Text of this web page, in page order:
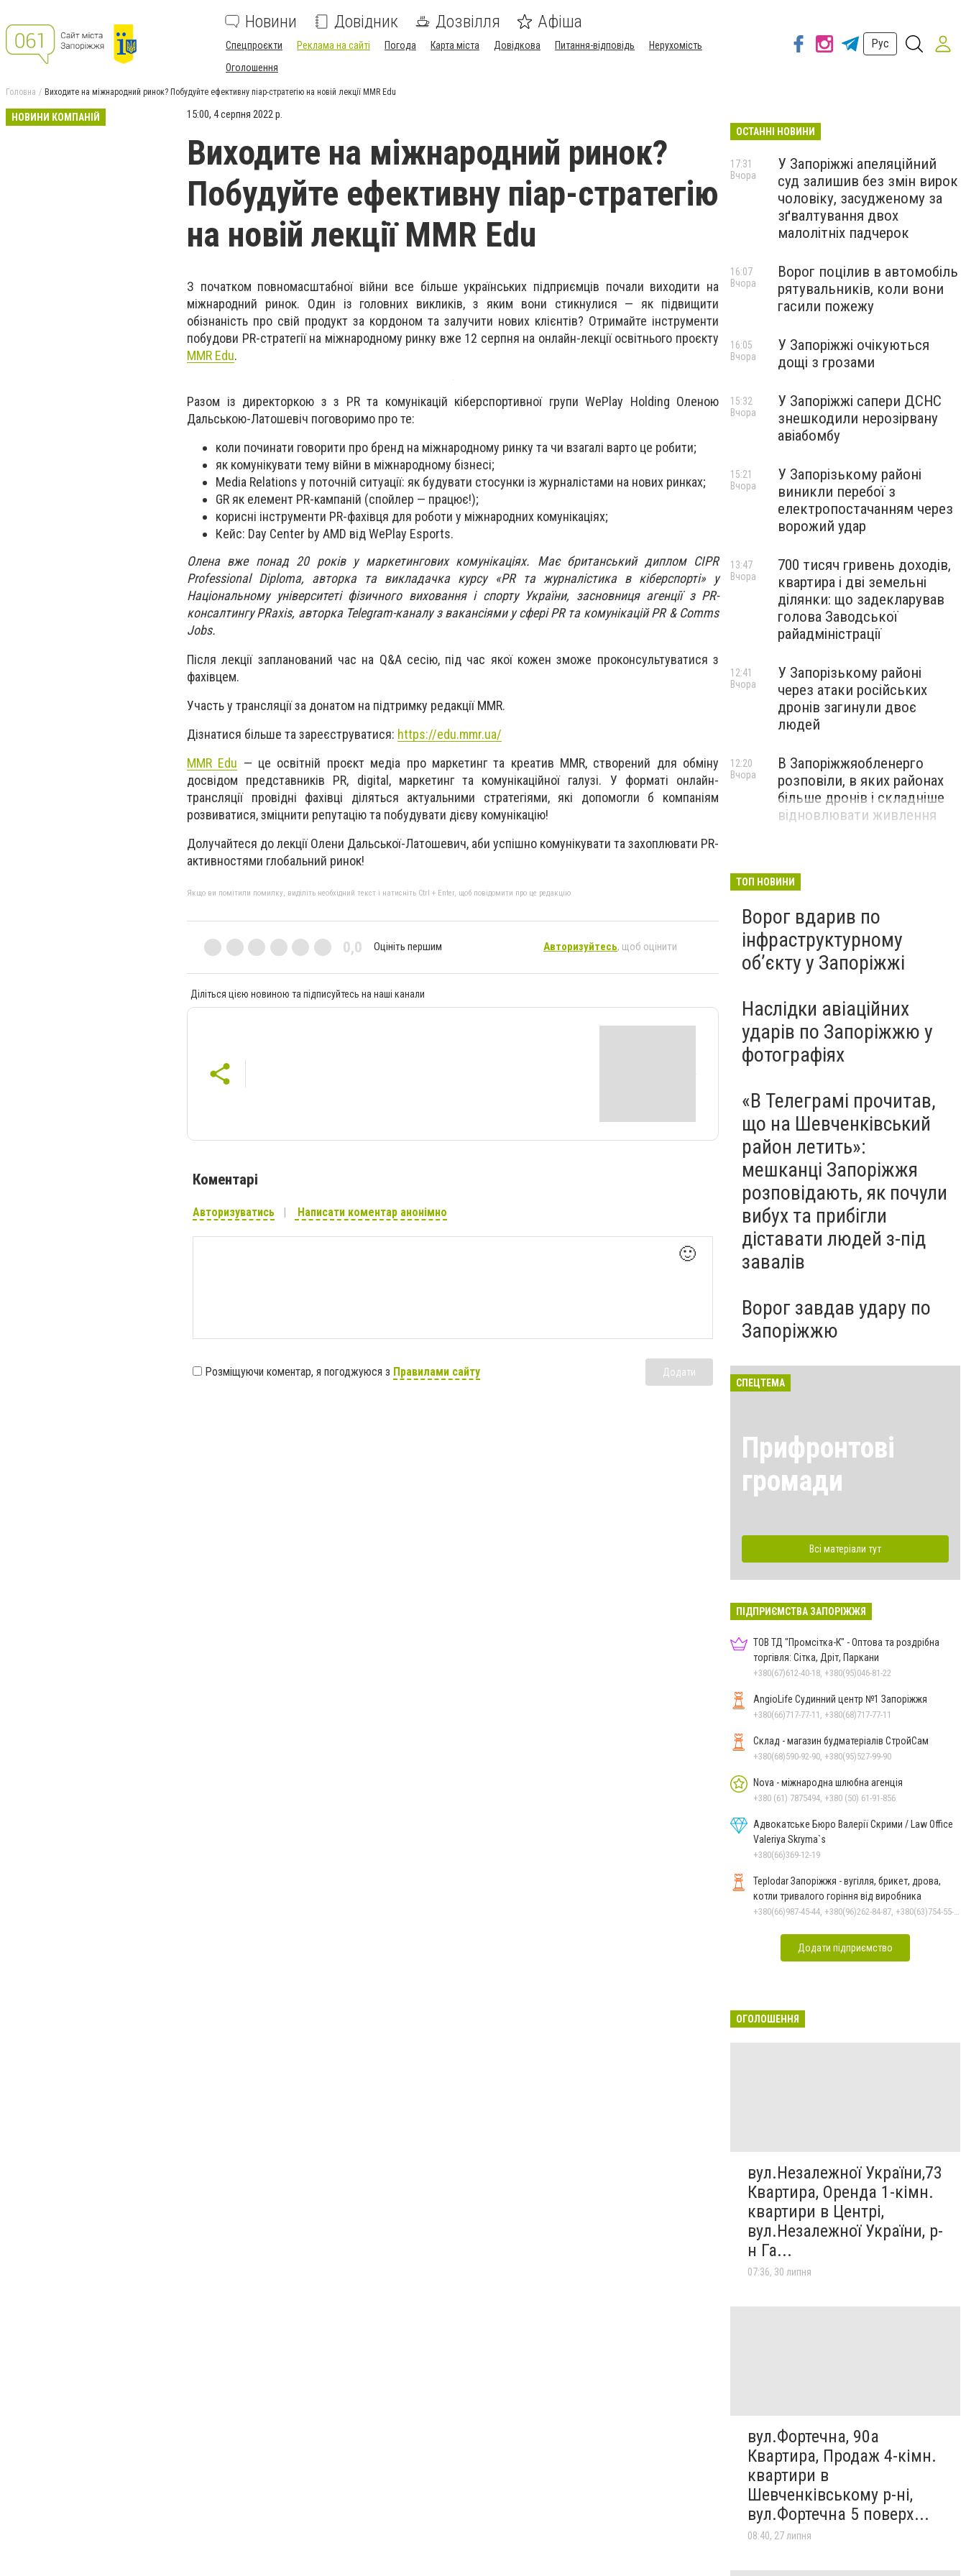
Новини Довідник Дозвілля Афіша
Спецпроєкти Реклама на сайті Погода Карта міста Довідкова Питання-відповідь
Нерухомість
Оголошення
Рус
Головна Виходите на міжнародний ринок? Побудуйте ефективну піар-стратегію на новій лекції MMR Edu
НОВИНИ КОМПАНІЙ 15:00, 4 серпня 2022 р.
Виходите на міжнародний ринок?
Побудуйте ефективну піар-стратегію
на новій лекції MMR Edu
З початком повномасштабної війни все більше українських підприємців почали виходити на
міжнародний ринок. Один із головних викликів, з яким вони стикнулися — як підвищити
обізнаність про свій продукт за кордоном та залучити нових клієнтів? Отримайте інструменти
побудови PR-стратегії на міжнародному ринку вже 12 серпня на онлайн-лекції освітнього проєкту
MMR Edu.
Разом із директоркою з з PR та комунікацій кіберспортивної групи WePlay Holding Оленою
Дальською-Латошевіч поговоримо про те:
коли починати говорити про бренд на міжнародному ринку та чи взагалі варто це робити;
як комунікувати тему війни в міжнародному бізнесі;
Media Relations у поточній ситуації: як будувати стосунки із журналістами на нових ринках;
GR як елемент PR-кампаній (спойлер — працює!);
корисні інструменти PR-фахівця для роботи у міжнародних комунікаціях;
Кейс: Day Center by AMD від WePlay Esports.
Олена вже понад 20 років у маркетингових комунікаціях. Має британський диплом CIPR
Professional Diploma, авторка та викладачка курсу ​​«PR та журналістика в кіберспорті» у
Національному університеті фізичного виховання і спорту України, засновниця агенції з PR-
консалтингу PRaxis, авторка Telegram-каналу з вакансіями у сфері PR та комунікацій PR & Comms
Jobs.
Після лекції запланований час на Q&A сесію, під час якої кожен зможе проконсультуватися з
фахівцем.
Участь у трансляції за донатом на підтримку редакції MMR.
Дізнатися більше та зареєструватися: https://edu.mmr.ua/
MMR Edu — це освітній проєкт медіа про маркетинг та креатив MMR, створений для обміну
досвідом представників PR, digital, маркетинг та комунікаційної галузі. У форматі онлайн-
трансляції провідні фахівці діляться актуальними стратегіями, які допомогли б компаніям
розвиватися, зміцнити репутацію та побудувати дієву комунікацію!
Долучайтеся до лекції Олени Дальської-Латошевич, аби успішно комунікувати та захоплювати PR-
активностями глобальний ринок!
Якщо ви помітили помилку, виділіть необхідний текст і натисніть Ctrl + Enter, щоб повідомити про це редакцію
0,0 Оцініть першим Авторизуйтесь, щоб оцінити
Діліться цією новиною та підписуйтесь на наші канали
Коментарі
Авторизуватись Написати коментар анонімно
🙂
Розміщуючи коментар, я погоджуюся з Правилами сайту Додати
ОСТАННІ НОВИНИ
У Запоріжжі апеляційний
суд залишив без змін вирок
чоловіку, засудженому за
зґвалтування двох
малолітніх падчерок
17:31
Вчора
Ворог поцілив в автомобіль
рятувальників, коли вони
гасили пожежу
16:07
Вчора
У Запоріжжі очікуються
дощі з грозами
16:05
Вчора
У Запоріжжі сапери ДСНС
знешкодили нерозірвану
авіабомбу
15:32
Вчора
У Запорізькому районі
виникли перебої з
електропостачанням через
ворожий удар
15:21
Вчора
700 тисяч гривень доходів,
квартира і дві земельні
ділянки: що задекларував
голова Заводської
райадміністрації
13:47
Вчора
У Запорізькому районі
через атаки російських
дронів загинули двоє
людей
12:41
Вчора
В Запоріжжяобленерго
розповіли, в яких районах
більше дронів і складніше
відновлювати живлення
12:20
Вчора
ТОП НОВИНИ
Ворог вдарив по
інфраструктурному
обʼєкту у Запоріжжі
Наслідки авіаційних
ударів по Запоріжжю у
фотографіях
«В Телеграмі прочитав,
що на Шевченківський
район летить»:
мешканці Запоріжжя
розповідають, як почули
вибух та прибігли
діставати людей з-під
завалів
Ворог завдав удару по
Запоріжжю
СПЕЦТЕМА
Прифронтові
громади
Всі матеріали тут
ПІДПРИЄМСТВА ЗАПОРІЖЖЯ
ТОВ ТД "Промсітка-К" - Оптова та роздрібна
торгівля: Сітка, Дріт, Паркани
+380(67)612-40-18, +380(95)046-81-22
AngioLife Судинний центр №1 Запоріжжя
+380(66)717-77-11, +380(68)717-77-11
Склад - магазин будматеріалів СтройСам
+380(68)590-92-90, +380(95)527-99-90
Nova - міжнародна шлюбна агенція
+380 (61) 7875494, +380 (50) 61-91-856
Адвокатське Бюро Валерії Скрими / Law Office
Valeriya Skryma`s
+380(66)369-12-19
Teplodar Запоріжжя - вугілля, брикет, дрова,
котли тривалого горіння від виробника
Додати підприємство
ОГОЛОШЕННЯ
вул.Незалежної України,73
Квартира, Оренда 1-кімн.
квартири в Центрі,
вул.Незалежної України, р-
н Га...
07:36, 30 липня
вул.Фортечна, 90а
Квартира, Продаж 4-кімн.
квартири в
Шевченківському р-ні,
вул.Фортечна 5 поверх...
08:40, 27 липня